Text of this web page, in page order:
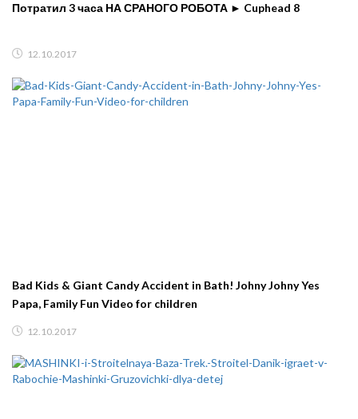
Потратил 3 часа НА СРАНОГО РОБОТА ► Cuphead 8
12.10.2017
Bad Kids & Giant Candy Accident in Bath! Johny Johny Yes
Papa, Family Fun Video for children
12.10.2017